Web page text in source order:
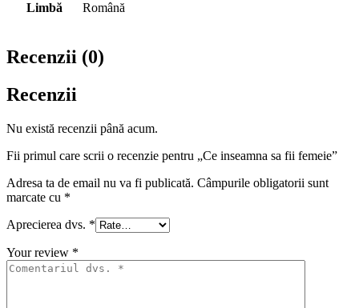
Limbă Română
Recenzii (0)
Recenzii
Nu există recenzii până acum.
Fii primul care scrii o recenzie pentru „Ce inseamna sa fii femeie”
Adresa ta de email nu va fi publicată. Câmpurile obligatorii sunt
marcate cu *
Aprecierea dvs. *
Your review *